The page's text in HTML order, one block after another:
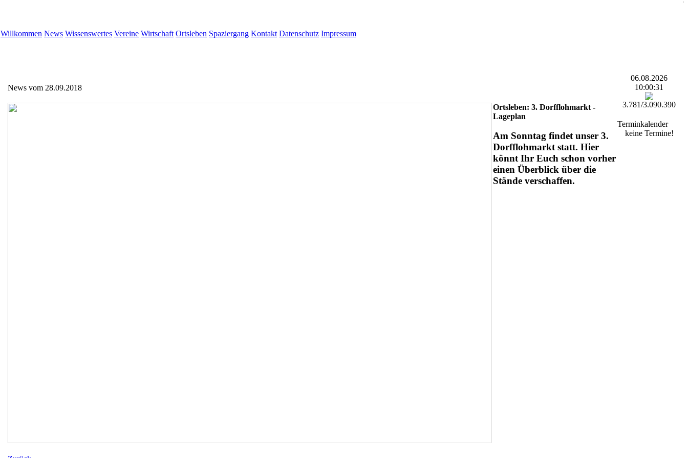
Willkommen News Wissenswertes Vereine Wirtschaft Ortsleben Spaziergang Kontakt Datenschutz Impressum
News vom 28.09.2018
Ortsleben: 3. Dorfflohmarkt -
Lageplan
Am Sonntag findet unser 3.
Dorfflohmarkt statt. Hier
könnt Ihr Euch schon vorher
einen Überblick über die
Stände verschaffen.
06.08.2026
10:00:31
3.781/3.090.390
Terminkalender
keine Termine!